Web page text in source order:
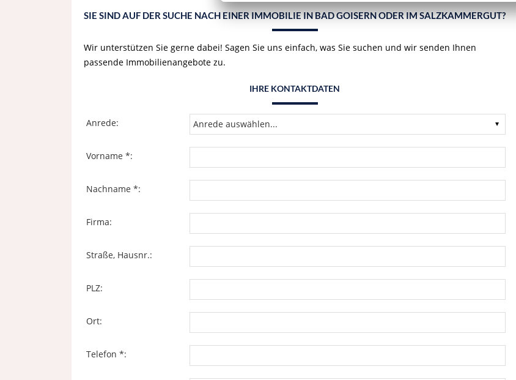
SIE SIND AUF DER SUCHE NACH EINER IMMOBILIE IN BAD GOISERN ODER IM SALZKAMMERGUT?
Wir unterstützen Sie gerne dabei! Sagen Sie uns einfach, was Sie suchen und wir senden Ihnen
passende Immobilienangebote zu.
IHRE KONTAKTDATEN
Anrede:
Vorname *:
Nachname *:
Firma:
Straße, Hausnr.:
PLZ:
Ort:
Telefon *: